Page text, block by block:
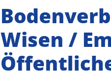
Wisen /